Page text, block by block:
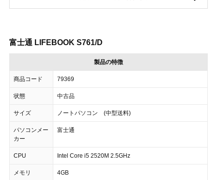
富士通 LIFEBOOK S761/D
製品の特徴
商品コード 79369
状態 中古品
サイズ ノートパソコン (中型送料)
パソコンメー
カー
富士通
CPU Intel Core i5 2520M 2.5GHz
メモリ 4GB